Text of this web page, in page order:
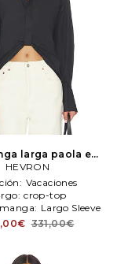
larga paola en
negro HEVRON
HEVRON
Vacaciones
crop-top
Largo Sleeve
331,00€